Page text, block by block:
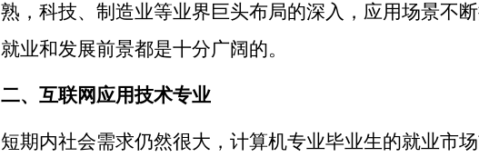
熟，科技、制造业等业界巨头布局的深入，应用场景不断
就业和发展前景都是十分广阔的。
二、互联网应用技术专业
短期内社会需求仍然很大，计算机专业毕业生的就业市